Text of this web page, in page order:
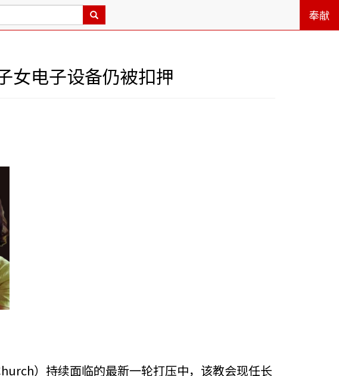
奉献
女电子设备仍被扣押
）持续面临的最新一轮打压中，该教会现任长